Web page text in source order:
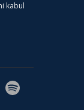
kabul